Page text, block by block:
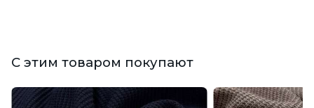
С этим товаром покупают